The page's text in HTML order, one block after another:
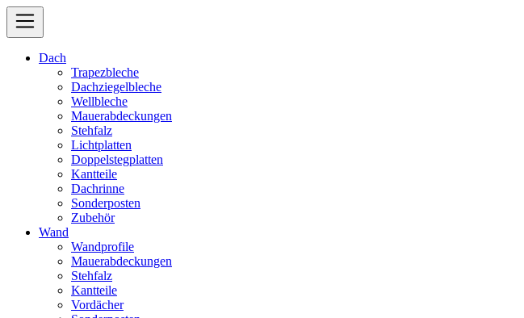
Dach
Trapezbleche
Dachziegelbleche
Wellbleche
Mauerabdeckungen
Stehfalz
Lichtplatten
Doppelstegplatten
Kantteile
Dachrinne
Sonderposten
Zubehör
Wand
Wandprofile
Mauerabdeckungen
Stehfalz
Kantteile
Vordächer